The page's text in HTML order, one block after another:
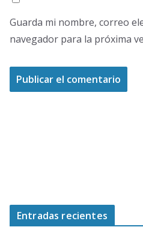
Guarda mi nombre, correo
navegador para la próxima
Entradas recientes